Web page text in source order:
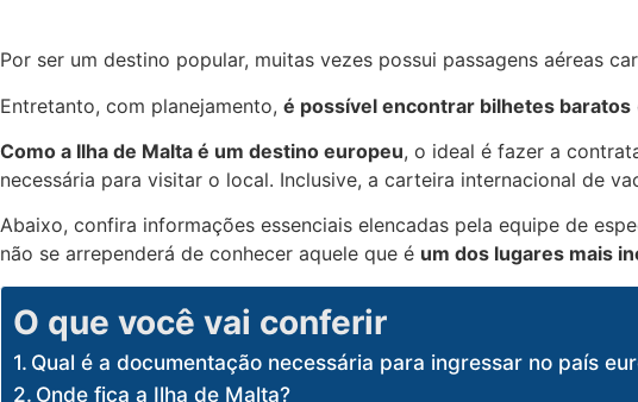
Por ser um destino popular, muitas vezes possui passagens aéreas
Entretanto, com planejamento, é possível encontrar bilhetes baratos
Como a Ilha de Malta é um destino europeu, o ideal é fazer a
necessária para visitar o local. Inclusive, a carteira internacional de
Abaixo, confira informações essenciais elencadas pela equipe de
não se arrependerá de conhecer aquele que é um dos lugares mais
O que você vai conferir
Qual é a documentação necessária para ingressar no país
Onde fica a Ilha de Malta?